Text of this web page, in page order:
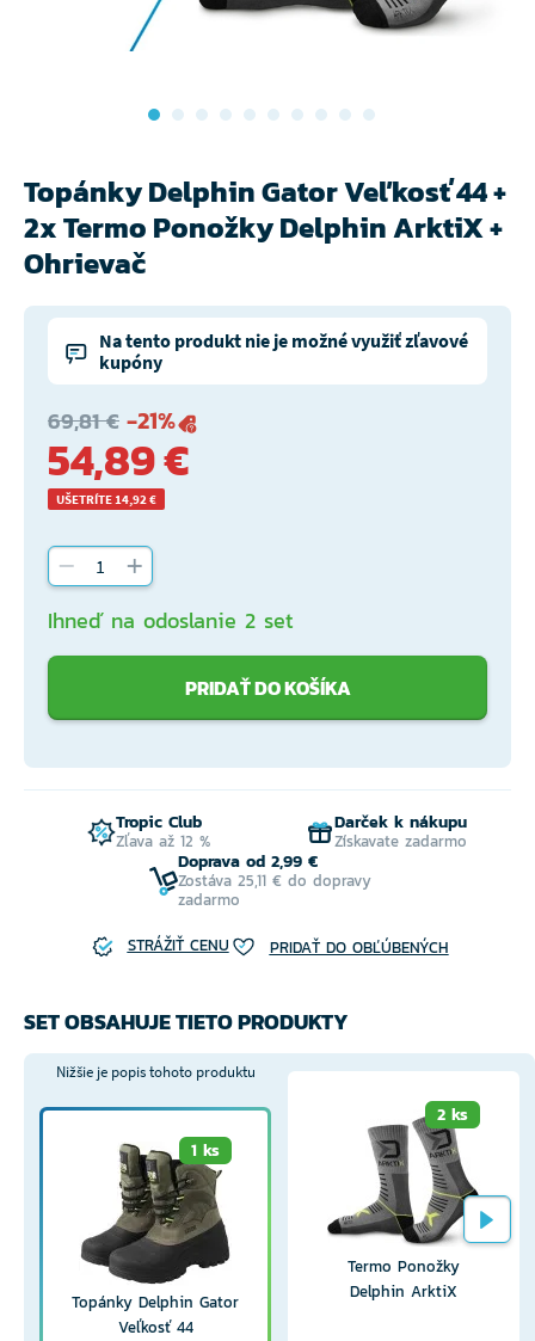
Topánky Delphin Gator Veľkosť 44 +
2x Termo Ponožky Delphin ArktiX +
Ohrievač
Na tento produkt nie je možné využiť zľavové
kupóny
69,81 € -21%
54,89 €
UŠETRÍTE 14,92 €
Ihneď na odoslanie 2 set
PRIDAŤ DO KOŠÍKA
Tropic Club
Zľava až 12 %
Darček k nákupu
Získavate zadarmo
Doprava od 2,99 €
Zostáva 25,11 € do dopravy
zadarmo
STRÁŽIŤ CENU
PRIDAŤ DO OBĽÚBENÝCH
SET OBSAHUJE TIETO PRODUKTY
1 ks
Topánky Delphin Gator
Veľkosť 44
Nižšie je popis tohoto produktu
2 ks
Termo Ponožky
Delphin ArktiX